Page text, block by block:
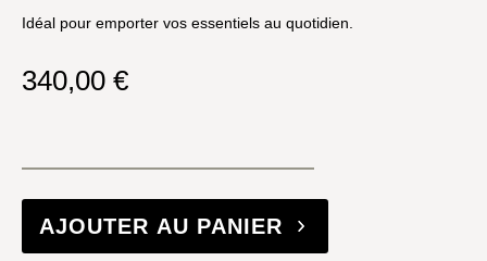
Idéal pour emporter vos essentiels au quotidien.
340,00 €
AJOUTER AU PANIER